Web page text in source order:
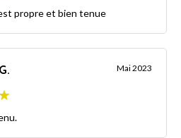
propre et bien tenue
Mai 2023